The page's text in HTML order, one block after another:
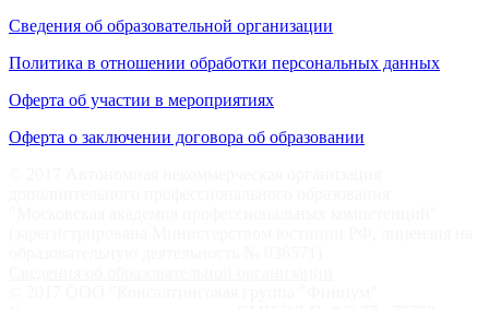
Сведения об образовательной организации
Политика в отношении обработки персональных данных
Оферта об участии в мероприятиях
Оферта о заключении договора об образовании